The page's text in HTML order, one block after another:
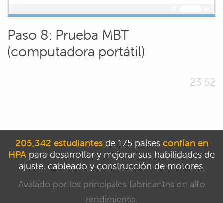
Paso 8: Prueba MBT
(computadora portátil)
23.52
205,342 estudiantesde 175 países confían en
HPA para desarrollar y mejorar sus habilidades de
ajuste, cableado y construcción de motores.
Avalado por los principales fabricantes de alto
rendimiento.